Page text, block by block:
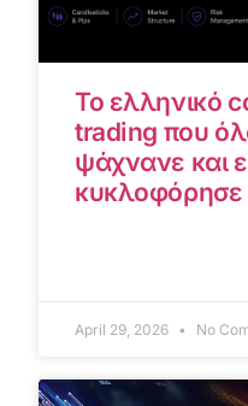
Το ελληνικό
trading που
ψάχνανε και
κυκλοφόρησε
April 29, 2026 No